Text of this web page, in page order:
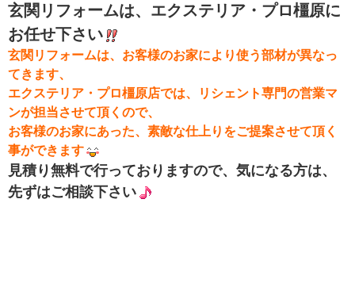
玄関リフォームは、エクステリア・プロ橿原に
お任せ下さい
玄関リフォームは、お客様のお家により使う部材が異なっ
てきます、
エクステリア・プロ橿原店では、リシェント専門の営業マ
ンが担当させて頂くので、
お客様のお家にあった、素敵な仕上りをご提案させて頂く
事ができます
見積り無料で行っておりますので、気になる方は、
先ずはご相談下さい